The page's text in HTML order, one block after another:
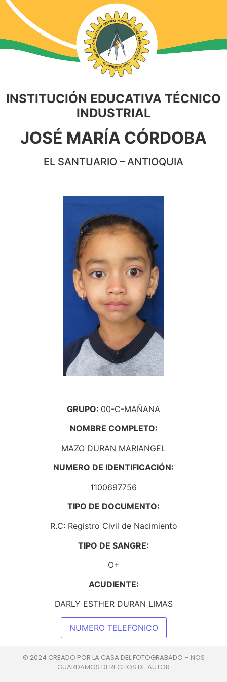
INSTITUCIÓN EDUCATIVA TÉCNICO
INDUSTRIAL
JOSÉ MARÍA CÓRDOBA
EL SANTUARIO – ANTIOQUIA
GRUPO: 00-C-MAÑANA
NOMBRE COMPLETO:
MAZO DURAN MARIANGEL
NUMERO DE IDENTIFICACIÓN:
1100697756
TIPO DE DOCUMENTO:
R.C: Registro Civil de Nacimiento
TIPO DE SANGRE:
O+
ACUDIENTE:
DARLY ESTHER DURAN LIMAS
NUMERO TELEFONICO
© 2024 CREADO POR LA CASA DEL FOTOGRABADO – NOS
GUARDAMOS DERECHOS DE AUTOR